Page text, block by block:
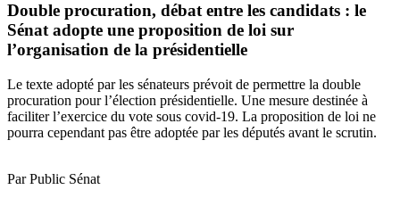
Double procuration, débat entre les candidats : le
Sénat adopte une proposition de loi sur
l’organisation de la présidentielle
Le texte adopté par les sénateurs prévoit de permettre la double
procuration pour l’élection présidentielle. Une mesure destinée à
faciliter l’exercice du vote sous covid-19. La proposition de loi ne
pourra cependant pas être adoptée par les députés avant le scrutin.
Par Public Sénat